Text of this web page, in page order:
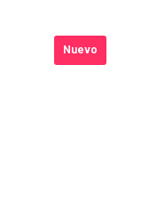
Nuevo